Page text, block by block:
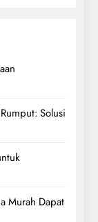
Solusi
Murah Dapat